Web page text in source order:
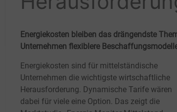
Energiekosten bleiben das drängendste
Unternehmen flexiblere
Energiekosten sind für mittelständische
Unternehmen die wichtigste wirtschaftliche
Herausforderung. Dynamische Tarife wären
dabei für viele eine Option. Das zeigt die